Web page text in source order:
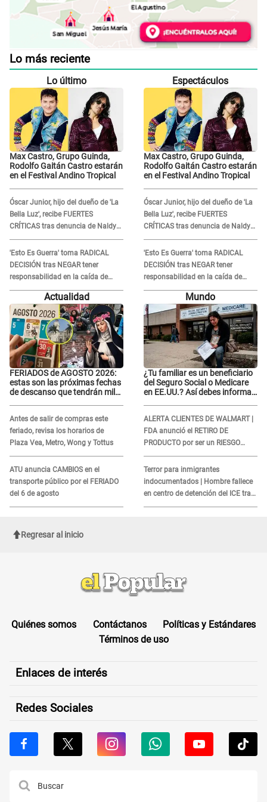
Lo más reciente
Lo último
Max Castro, Grupo Guinda,
Rodolfo Gaitán Castro estarán
en el Festival Andino Tropical
Óscar Junior, hijo del dueño de 'La
Bella Luz', recibe FUERTES
CRÍTICAS tras denuncia de Naldy
Saldaña contra su tío: "Cómplice"
'Esto Es Guerra' toma RADICAL
DECISIÓN tras NEGAR tener
responsabilidad en la caída de
Kevin Díaz desde 8 metros de
Espectáculos
Max Castro, Grupo Guinda,
Rodolfo Gaitán Castro estarán
en el Festival Andino Tropical
Óscar Junior, hijo del dueño de 'La
Bella Luz', recibe FUERTES
CRÍTICAS tras denuncia de Naldy
Saldaña contra su tío: "Cómplice"
'Esto Es Guerra' toma RADICAL
DECISIÓN tras NEGAR tener
responsabilidad en la caída de
Kevin Díaz desde 8 metros de
Actualidad
FERIADOS de AGOSTO 2026:
estas son las próximas fechas
de descanso que tendrán miles
Antes de salir de compras este
feriado, revisa los horarios de
Plaza Vea, Metro, Wong y Tottus
ATU anuncia CAMBIOS en el
transporte público por el FERIADO
del 6 de agosto
Mundo
¿Tu familiar es un beneficiario
del Seguro Social o Medicare
en EE.UU.? Así debes informar
ALERTA CLIENTES DE WALMART |
FDA anunció el RETIRO DE
PRODUCTO por ser un RIESGO
MORTAL para consumidores: ¿Cuál
es?
Terror para inmigrantes
indocumentados | Hombre fallece
en centro de detención del ICE tras
sufrir una "emergencia médica"
Regresar al inicio
Quiénes somos Contáctanos
Políticas y Estándares
Términos de uso
Enlaces de interés
Redes Sociales